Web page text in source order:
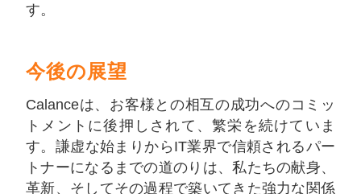
す。
今後の展望
Calanceは、お客様との相互の成功へのコミッ
トメントに後押しされて、繁栄を続けていま
す。謙虚な始まりからIT業界で信頼されるパー
トナーになるまでの道のりは、私たちの献身、
革新、そしてその過程で築いてきた強力な関係